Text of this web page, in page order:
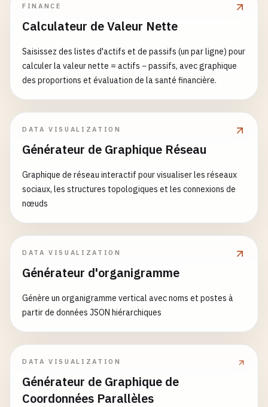
FINANCE
Calculateur de Valeur Nette
Saisissez des listes d'actifs et de passifs (un par ligne) pour
calculer la valeur nette = actifs − passifs, avec graphique
des proportions et évaluation de la santé financière.
DATA VISUALIZATION
Générateur de Graphique Réseau
Graphique de réseau interactif pour visualiser les réseaux
sociaux, les structures topologiques et les connexions de
nœuds
DATA VISUALIZATION
Générateur d'organigramme
Génère un organigramme vertical avec noms et postes à
partir de données JSON hiérarchiques
DATA VISUALIZATION
Générateur de Graphique de
Coordonnées Parallèles